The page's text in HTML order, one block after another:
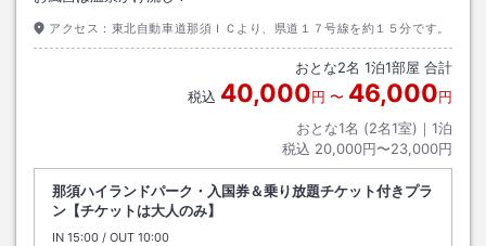
アクセス： 東北自動車道那須ＩＣより、県道１７号線を約１５分です。
おとな2名 1泊1部屋 合計
税込 40,000円 〜 46,000円
おとな1名 (2名1室)｜ 1泊
税込 20,000円〜23,000円
那須ハイランドパーク・入国券＆乗り放題チケット付きプラ
ン【チケットは大人のみ】
IN チェックイン
15:00 / OUT チェックアウト
10:00